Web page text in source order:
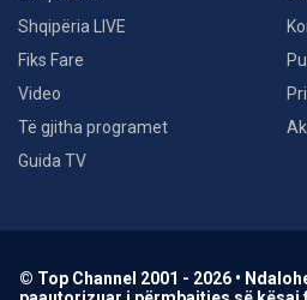
Shqipëria LIVE
Fiks Fare
Video
Të gjitha programet
Guida TV
© Top Channel 2001 - 2026 •